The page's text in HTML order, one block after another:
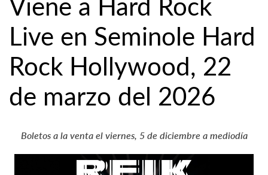
Live en Seminole Hard
Rock Hollywood, 22
de marzo del 2026
Boletos a la venta el viernes, 5 de diciembre a mediodía